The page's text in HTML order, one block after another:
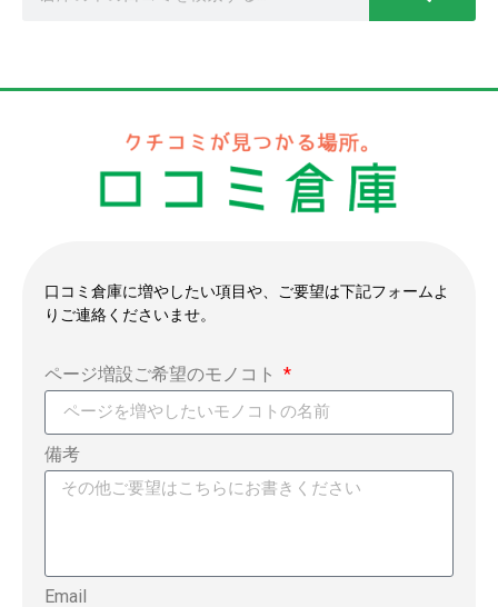
口コミ倉庫に増やしたい項目や、ご要望は下記フォームよ
りご連絡くださいませ。
ページ増設ご希望のモノコト
備考
Email